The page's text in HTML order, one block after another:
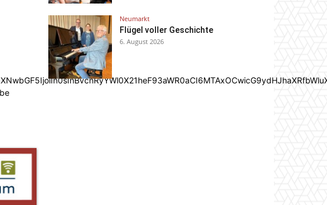
Neumarkt
Flügel voller Geschichte
6. August 2026